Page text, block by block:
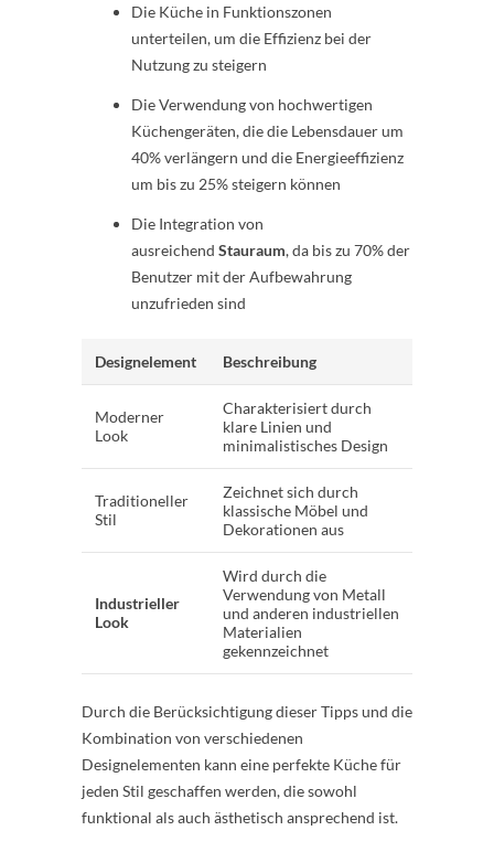
Die Küche in Funktionszonen
unterteilen, um die Effizienz bei der
Nutzung zu steigern
Die Verwendung von hochwertigen
Küchengeräten, die die Lebensdauer um
40% verlängern und die Energieeffizienz
um bis zu 25% steigern können
Die Integration von
ausreichend Stauraum, da bis zu 70% der
Benutzer mit der Aufbewahrung
unzufrieden sind
Designelement Beschreibung
Moderner
Look
Charakterisiert durch
klare Linien und
minimalistisches Design
Traditioneller
Stil
Zeichnet sich durch
klassische Möbel und
Dekorationen aus
Industrieller
Look
Wird durch die
Verwendung von Metall
und anderen industriellen
Materialien
gekennzeichnet
Durch die Berücksichtigung dieser Tipps und die
Kombination von verschiedenen
Designelementen kann eine perfekte Küche für
jeden Stil geschaffen werden, die sowohl
funktional als auch ästhetisch ansprechend ist.